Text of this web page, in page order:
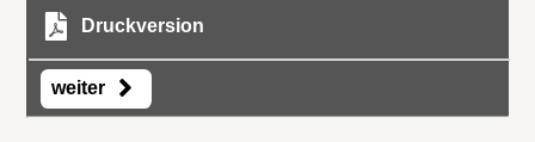
Druckversion
weiter